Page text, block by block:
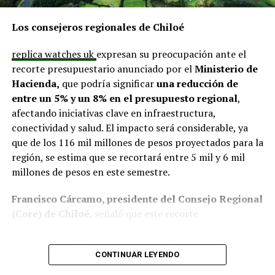
fiscalizaciones y solicitará antecedentes a cada
organismo involucrado para determinar las
responsabilidades administrativas correspondientes.
Los consejeros regionales de Chiloé
replica watches uk expresan su preocupación ante el
recorte presupuestario anunciado por elMinisterio de
Hacienda, que podría significaruna reducción de
entre un 5% y un 8% en el presupuesto regional,
afectando iniciativas clave en infraestructura,
conectividad y salud. El impacto será considerable, ya
que de los 116 mil millones de pesos proyectados para la
región, se estima que se recortará entre 5 mil y 6 mil
millones de pesos en este semestre.
Francisco Cárcamo, presidente del Consejo Regional
(Core) de Chiloé , señaló que este recorte
descentralización y regionalización.«Es lamentable y
CONTINUAR LEYENDO